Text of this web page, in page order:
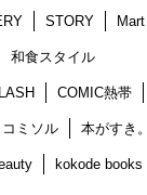
STORY Mart
和食スタイル
COMIC熱帯
ミソル 本がすき。
kokode books